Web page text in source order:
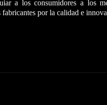
a los consumidores a los
fabricantes por la calidad e